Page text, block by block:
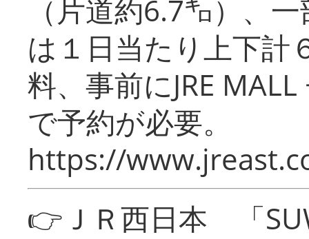
（片道約6.7㌔）、
は１日当たり上下計
料、事前にJRE
で予約が必要。
https://
👉ＪＲ西日本 「